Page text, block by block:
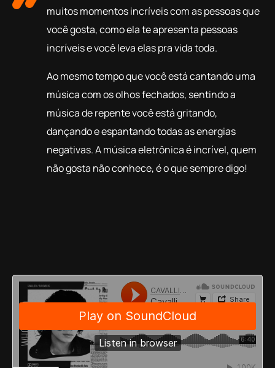
muitos momentos incríveis com as pessoas que
você gosta, como ela te apresenta pessoas
incríveis e você leva elas pra vida toda.
Ao mesmo tempo que você está cantando uma
música com os olhos fechados, sentindo a
música de repente você está gritando,
dançando e espantando todas as energias
negativas. A música eletrônica é incrível, quem
não gosta não conhece, é o que sempre digo!